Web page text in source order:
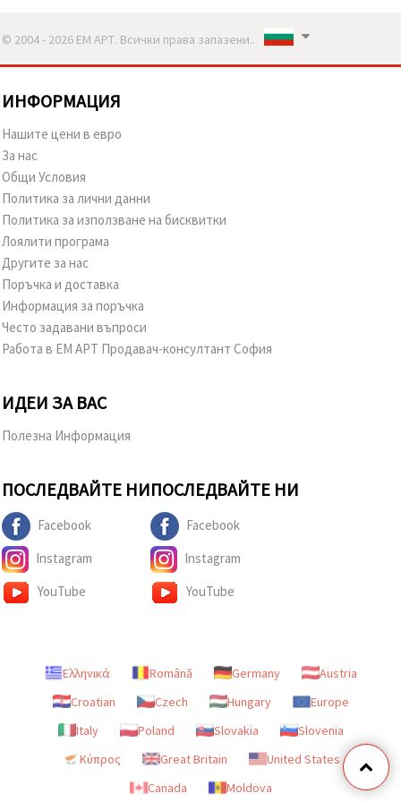
© 2004 - 2026 ЕМ АРТ. Всички права запазени..
ИНФОРМАЦИЯ
Нашите цени в евро
За нас
Общи Условия
Политика за лични данни
Политика за използване на бисквитки
Лоялити програма
Другите за нас
Поръчка и доставка
Информация за поръчка
Често задавани въпроси
Работа в ЕМ АРТ Продавач-консултант София
ИДЕИ ЗА ВАС
Полезна Информация
ПОСЛЕДВАЙТЕ НИ
Facebook
Instagram
YouTube
ПОСЛЕДВАЙТЕ НИ
Facebook
Instagram
YouTube
Ελληνικά Română Germany
Austria
Croatian
Czech Hungary
Europe
Italy
Poland Slovakia
Slovenia
Κύπρος
Great Britain
United States
Canada
Moldova